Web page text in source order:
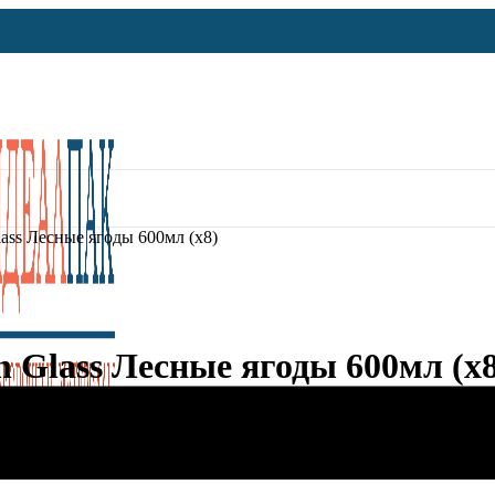
Лесные ягоды 600мл (х8)
Glass Лесные ягоды 600мл